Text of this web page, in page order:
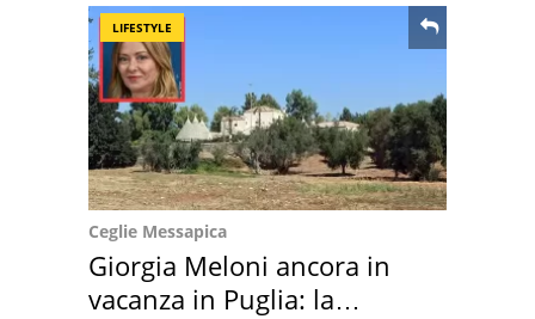
LIFESTYLE
Ceglie Messapica
Giorgia Meloni ancora in
vacanza in Puglia: la